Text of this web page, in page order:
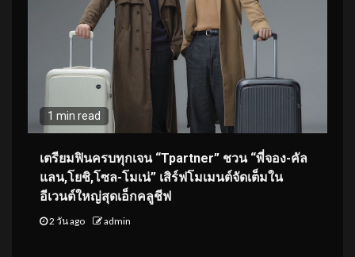
1 min read
เตรียมฟินครบทุกเจน “Tpartner” ชวน “พี่จอง-คัล
แลน,โยชิ,โซล-โมเน่” เสิร์ฟโมเมนต์จัดเต็มใน
อีเวนต์ใหญ่สุดเอ็กคลูชีฟ
2 วัน ago admin